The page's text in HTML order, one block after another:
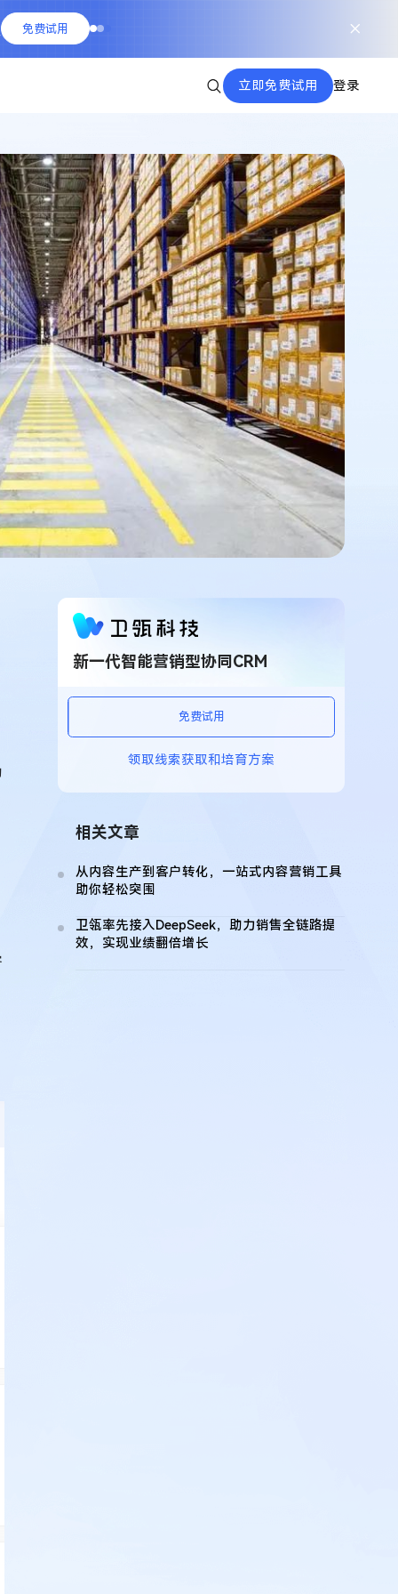
免费试用
立即免费试用 登录
新一代智能营销型协同CRM
免费试用
领取线索获取和培育方案
相关文章
从内容生产到客户转化，一站式内容营销工具
助你轻松突围
卫瓴率先接入DeepSeek，助力销售全链路提
效，实现业绩翻倍增长